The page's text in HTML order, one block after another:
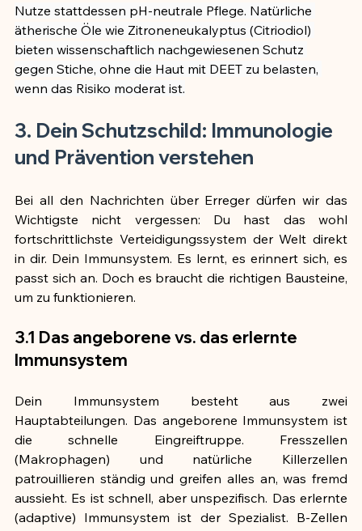
Nutze stattdessen pH-neutrale Pflege. Natürliche
ätherische Öle wie Zitroneneukalyptus (Citriodiol)
bieten wissenschaftlich nachgewiesenen Schutz
gegen Stiche, ohne die Haut mit DEET zu belasten,
wenn das Risiko moderat ist.
3. Dein Schutzschild: Immunologie
und Prävention verstehen
Bei all den Nachrichten über Erreger dürfen wir das
Wichtigste nicht vergessen: Du hast das wohl
fortschrittlichste Verteidigungssystem der Welt direkt
in dir. Dein Immunsystem. Es lernt, es erinnert sich, es
passt sich an. Doch es braucht die richtigen Bausteine,
um zu funktionieren.
3.1 Das angeborene vs. das erlernte
Immunsystem
Dein Immunsystem besteht aus zwei
Hauptabteilungen. Das angeborene Immunsystem ist
die schnelle Eingreiftruppe. Fresszellen
(Makrophagen) und natürliche Killerzellen
patrouillieren ständig und greifen alles an, was fremd
aussieht. Es ist schnell, aber unspezifisch. Das erlernte
(adaptive) Immunsystem ist der Spezialist. B-Zellen